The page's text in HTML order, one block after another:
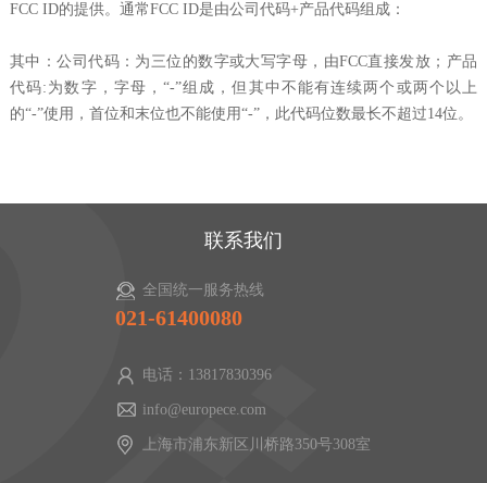
FCC ID的提供。通常FCC ID是由公司代码+产品代码组成：
其中：公司代码：为三位的数字或大写字母，由FCC直接发放；产品
代码:为数字，字母，“-”组成，但其中不能有连续两个或两个以上
的“-”使用，首位和末位也不能使用“-”，此代码位数最长不超过14位。
联系我们
全国统一服务热线
021-61400080
电话：13817830396
info@europece.com
上海市浦东新区川桥路350号308室